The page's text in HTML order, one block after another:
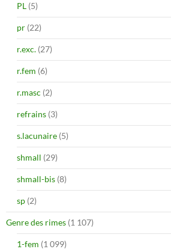
PL (5)
pr (22)
r.exc. (27)
r.fem (6)
r.masc (2)
refrains (3)
s.lacunaire (5)
shmall (29)
shmall-bis (8)
sp (2)
Genre des rimes (1 107)
1-fem (1 099)